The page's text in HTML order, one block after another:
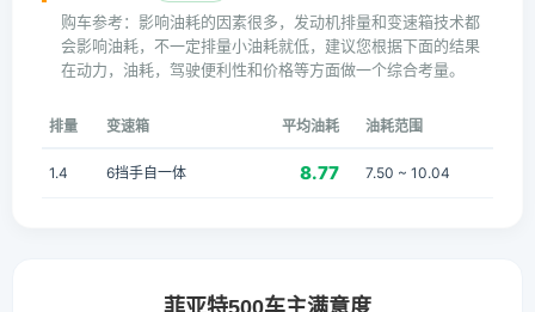
购车参考：影响油耗的因素很多，发动机排量和变速箱技术都
会影响油耗，不一定排量小油耗就低，建议您根据下面的结果
在动力，油耗，驾驶便利性和价格等方面做一个综合考量。
排量 变速箱 平均油耗 油耗范围
1.4 6挡手自一体 8.77 7.50 ~ 10.04